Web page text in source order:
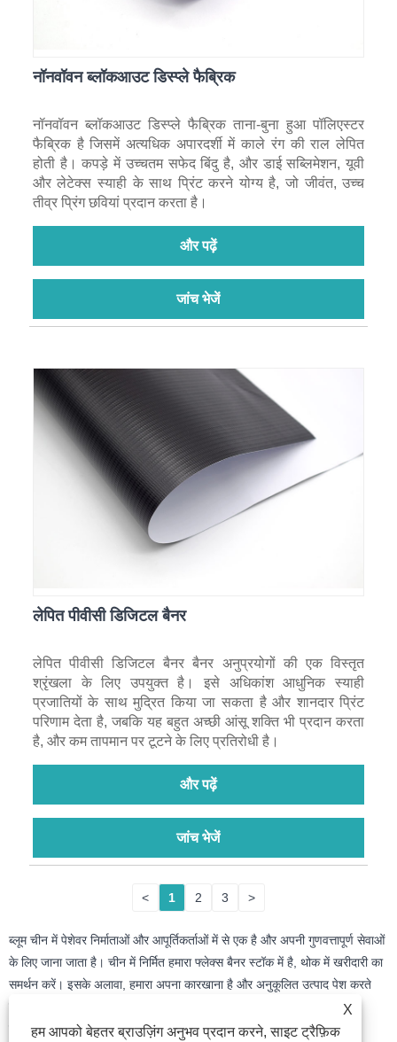
नॉनवॉवन ब्लॉकआउट डिस्प्ले फैब्रिक
नॉनवॉवन ब्लॉकआउट डिस्प्ले फैब्रिक ताना-बुना हुआ पॉलिएस्टर
फैब्रिक है जिसमें अत्यधिक अपारदर्शी में काले रंग की राल लेपित
होती है। कपड़े में उच्चतम सफेद बिंदु है, और डाई सब्लिमेशन, यूवी
और लेटेक्स स्याही के साथ प्रिंट करने योग्य है, जो जीवंत, उच्च
तीव्र प्रिंग छवियां प्रदान करता है।
और पढ़ें
जांच भेजें
लेपित पीवीसी डिजिटल बैनर
लेपित पीवीसी डिजिटल बैनर बैनर अनुप्रयोगों की एक विस्तृत
श्रृंखला के लिए उपयुक्त है। इसे अधिकांश आधुनिक स्याही
प्रजातियों के साथ मुद्रित किया जा सकता है और शानदार प्रिंट
परिणाम देता है, जबकि यह बहुत अच्छी आंसू शक्ति भी प्रदान करता
है, और कम तापमान पर टूटने के लिए प्रतिरोधी है।
और पढ़ें
जांच भेजें
< 1 2 3 >
ब्लूम चीन में पेशेवर निर्माताओं और आपूर्तिकर्ताओं में से एक है और अपनी गुणवत्तापूर्ण सेवाओं
के लिए जाना जाता है। चीन में निर्मित हमारा फ्लेक्स बैनर स्टॉक में है, थोक में खरीदारी का
समर्थन करें। इसके अलावा, हमारा अपना कारखाना है और अनुकूलित उत्पाद पेश करते
हैं। यदि आप हमारी उच्च गुणवत्ता में रुचि रखते हैं, तो कृपया हमसे संपर्क करें। हम
ईमानदारी से आपके विश्वसनीय दीर्घकालिक भागीदार बनने की आशा करते हैं!
X
हम आपको बेहतर ब्राउज़िंग अनुभव प्रदान करने, साइट ट्रैफ़िक